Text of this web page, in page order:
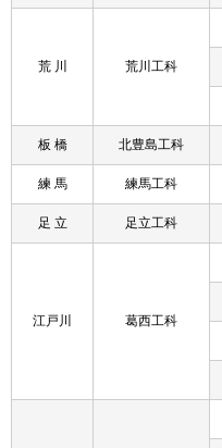
荒 川 荒川工科
板 橋 北豊島工科
練 馬 練馬工科
足 立 足立工科
江戸川 葛西工科